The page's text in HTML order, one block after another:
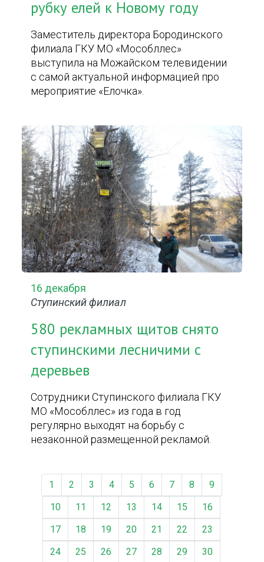
рубку елей к Новому году
Заместитель директора Бородинского
филиала ГКУ МО «Мособллес»
выступила на Можайском телевидении
с самой актуальной информацией про
мероприятие «Елочка».
16 декабря
Ступинский филиал
580 рекламных щитов снято
ступинскими лесничими с
деревьев
Сотрудники Ступинского филиала ГКУ
МО «Мособллес» из года в год
регулярно выходят на борьбу с
незаконной размещенной рекламой.
1 2 3 4 5 6 7 8
9
10
11 12 13 14 15
16
17
18 19 20 21 22
23
24
25 26 27 28 29
30